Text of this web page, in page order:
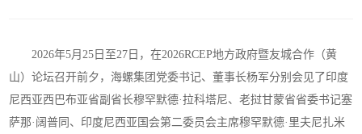
2026年5月25日至27日，在2026RCEP地方政府暨友城合作（黄
山）论坛召开前夕，海螺集团党委书记、董事长杨军分别会见了印度
尼西亚西巴布亚省副省长穆罕默德·拉科塔尼、老挝甘蒙省省委书记塞
萨那·阔普同、印度尼西亚国会第二委员会主席穆罕默德·里夫尼扎米